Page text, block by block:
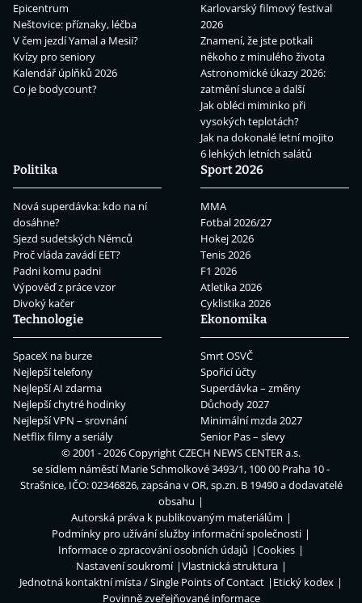
Epicentrum
Neštovice: příznaky, léčba
V čem jezdí Yamal a Mesii?
Kvízy pro seniory
Kalendář úplňků 2026
Co je bodycount?
Karlovarský filmový festival
2026
Znamení, že jste potkali
někoho z minulého života
Astronomické úkazy 2026:
zatmění slunce a další
Jak obléci miminko při
vysokých teplotách?
Jak na dokonalé letní mojito
6 lehkých letních salátů
Politika
Nová superdávka: kdo na ní
dosáhne?
Sjezd sudetských Němců
Proč vláda zavádí EET?
Padni komu padni
Výpověď z práce vzor
Divoký kačer
Sport 2026
MMA
Fotbal 2026/27
Hokej 2026
Tenis 2026
F1 2026
Atletika 2026
Cyklistika 2026
Technologie
SpaceX na burze
Nejlepší telefony
Nejlepší AI zdarma
Nejlepší chytré hodinky
Nejlepší VPN – srovnání
Netflix filmy a seriály
Ekonomika
Smrt OSVČ
Spořicí účty
Superdávka – změny
Důchody 2027
Minimální mzda 2027
Senior Pas – slevy
© 2001 - 2026 CopyrightCZECH NEWS CENTER a.s.
se sídlem náměstí Marie Schmolkové 3493/1, 100 00 Praha 10 -
Strašnice, IČO: 02346826, zapsána v OR, sp.zn. B 19490 a dodavatelé
obsahu
Autorská práva k publikovaným materiálům
Podmínky pro užívání služby informační společnosti
Informace o zpracování osobních údajů
Cookies
Nastavení soukromí
Vlastnická struktura
Jednotná kontaktní místa / Single Points of Contact
Etický kodex
Povinně zveřejňované informace